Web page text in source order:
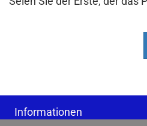
Informationen